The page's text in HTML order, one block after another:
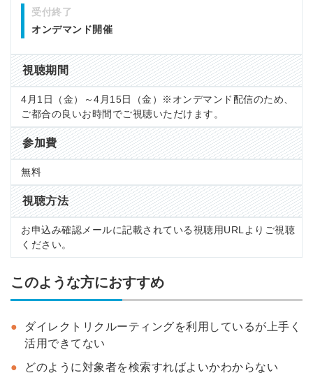
オンデマンド開催
受付終了
視聴期間
4月1日（金）～4月15日（金）※オンデマンド配信のため、
ご都合の良いお時間でご視聴いただけます。
参加費
無料
視聴方法
お申込み確認メールに記載されている視聴用URLよりご視聴
ください。
このような方におすすめ
ダイレクトリクルーティングを利用しているが上手く
活用できてない
どのように対象者を検索すればよいかわからない